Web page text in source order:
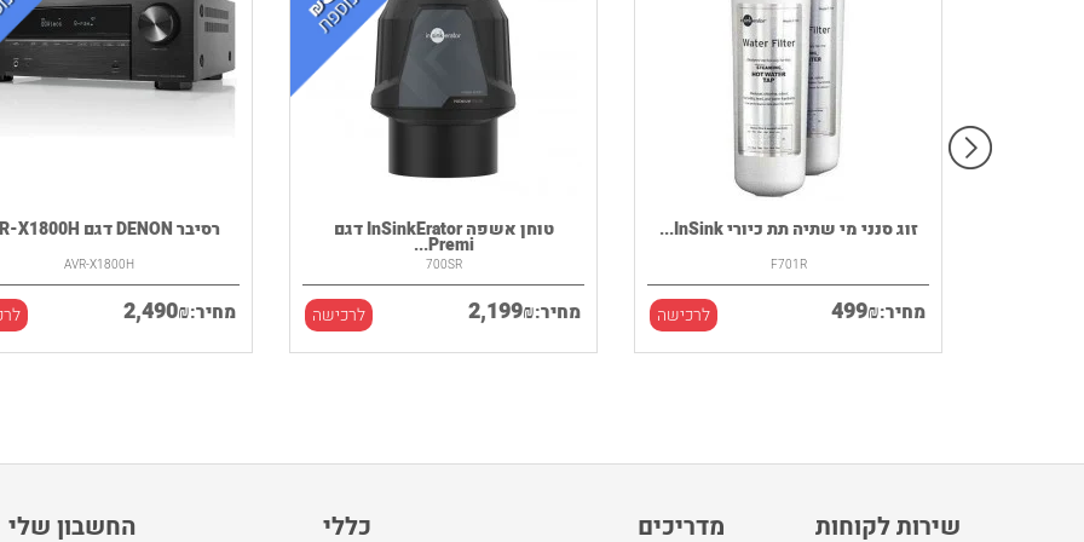
רסיבר DENON דגם AVR-X1800H
AVR-X1800H
מחיר: 2,490₪
טוחן אשפה InSinkErator דגם
Premi...
700SR
מחיר: 2,199₪ לרכישה
זוג סנני מי שתיה תת כיורי InSink...
F701R
מחיר: 499₪ לרכישה
החשבון שלי כללי מדריכים שירות לקוחות